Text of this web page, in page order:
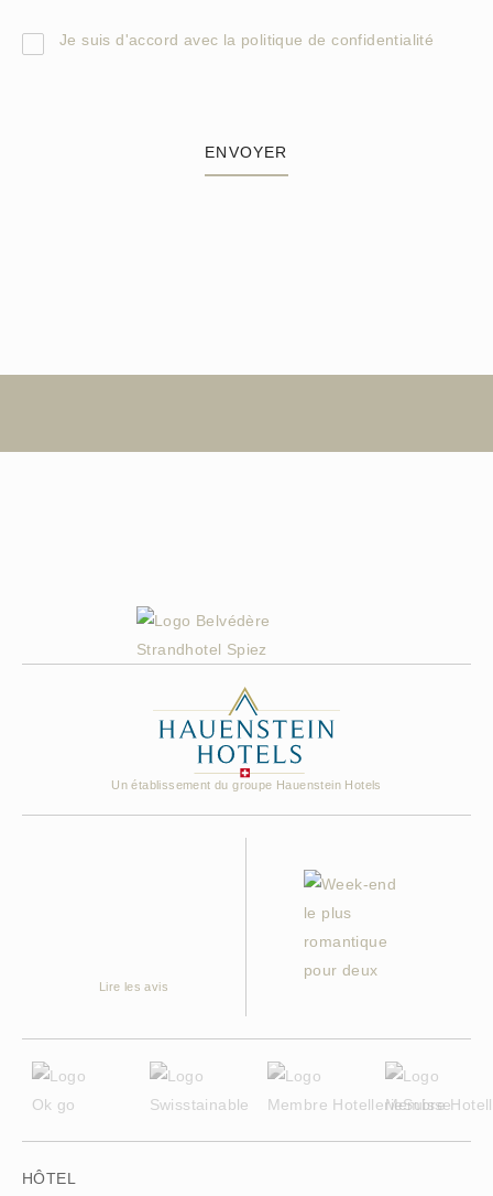
Je suis d'accord avec la politique de confidentialité
Un établissement du groupe Hauenstein Hotels
Lire les avis
HÔTEL